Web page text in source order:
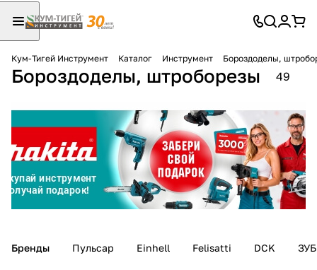
Кум-Тигей Инструмент Каталог Инструмент Бороздоделы,
Бороздоделы, штроборезы 49
Бренды Пульсар Einhell Felisatti DCK
Для клиентов всех банков
Разбейте
оплату на части
без переплат